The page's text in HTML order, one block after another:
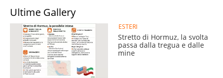
Ultime Gallery
ESTERI
Stretto di Hormuz, la svolta
passa dalla tregua e dalle
mine